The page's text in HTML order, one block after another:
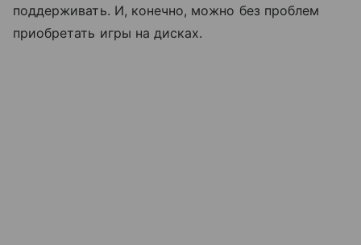
поддерживать. И, конечно, можно без проблем
приобретать игры на дисках.